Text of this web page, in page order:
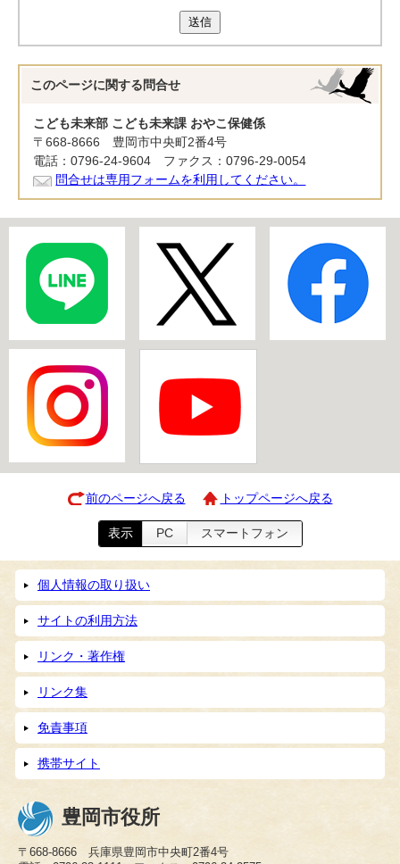
送信
このページに関する 問合せ
こども未来部 こども未来課 おやこ保健係
〒668-8666 豊岡市中央町2番4号
電話：0796-24-9604 ファクス：0796-29-0054
問合せは専用フォームを利用してください。
前のページへ戻る トップページへ戻る
表示 PC スマートフォン
個人情報の取り扱い
サイトの利用方法
リンク・著作権
リンク集
免責事項
携帯サイト
豊岡市役所
〒668-8666 兵庫県豊岡市中央町2番4号